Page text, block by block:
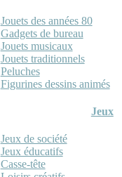
Jouets des années 80
Gadgets de bureau
Jouets musicaux
Jouets traditionnels
Peluches
Figurines dessins animés
Jeux
Jeux de société
Jeux éducatifs
Casse-tête